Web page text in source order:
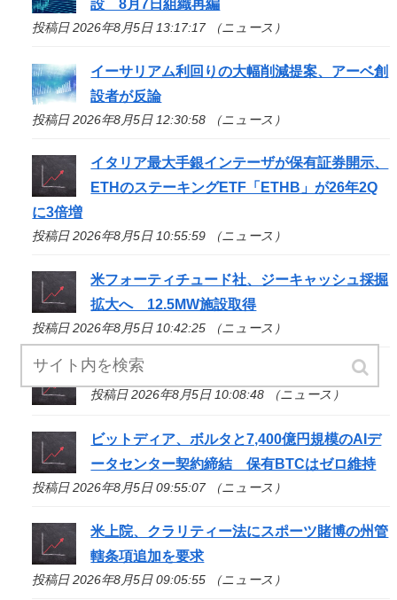
設 8月7日組織再編
投稿日 2026年8月5日 13:17:17 （ニュース）
イーサリアム利回りの大幅削減提案、アーベ創
設者が反論
投稿日 2026年8月5日 12:30:58 （ニュース）
イタリア最大手銀インテーザが保有証券開示、
ETHのステーキングETF「ETHB」が26年2Q
に3倍増
投稿日 2026年8月5日 10:55:59 （ニュース）
米フォーティチュード社、ジーキャッシュ採掘
拡大へ 12.5MW施設取得
投稿日 2026年8月5日 10:42:25 （ニュース）
テレグラム一時消失、恐喝攻撃と説明
投稿日 2026年8月5日 10:08:48 （ニュース）
ビットディア、ボルタと7,400億円規模のAIデ
ータセンター契約締結 保有BTCはゼロ維持
投稿日 2026年8月5日 09:55:07 （ニュース）
米上院、クラリティー法にスポーツ賭博の州管
轄条項追加を要求
投稿日 2026年8月5日 09:05:55 （ニュース）